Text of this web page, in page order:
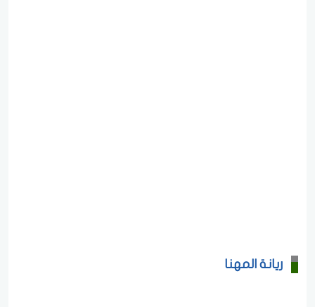
ريانة المهنا